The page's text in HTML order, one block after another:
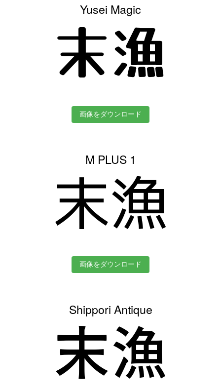
Yusei Magic
末漁
画像をダウンロード
M PLUS 1
末漁
画像をダウンロード
Shippori Antique
末漁